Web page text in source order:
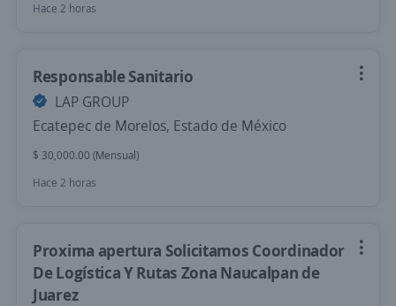
Hace 2 horas
Responsable Sanitario
LAP GROUP
Ecatepec de Morelos, Estado de México
$ 30,000.00 (Mensual)
Hace 2 horas
Proxima apertura Solicitamos Coordinador
De Logística Y Rutas Zona Naucalpan de
Juarez